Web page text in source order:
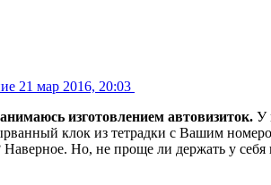
21 мар 2016, 20:03
изготовлением автовизиток. У
клок из тетрадки с Вашим
Но, не проще ли держать у себя